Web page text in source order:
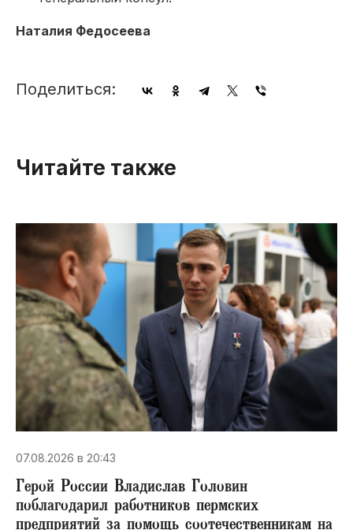
Наталия Федосеева
Поделиться:
Читайте также
07.08.2026 в 20:43
Герой России Владислав Головин
поблагодарил работников пермских